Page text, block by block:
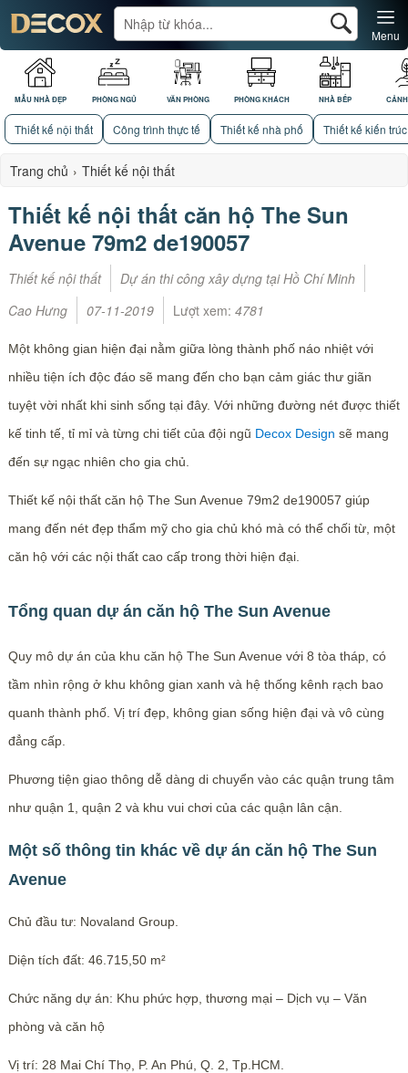
MẪU NHÀ ĐẸP PHÒNG NGỦ VĂN PHÒNG PHÒNG KHÁCH NHÀ BẾP
Menu
Thiết kế nội thất Công trình thực tế Thiết kế nhà phố Thiết kế kiến trúc
Trang chủ › Thiết kế nội thất
Thiết kế nội thất căn hộ The Sun
Avenue 79m2 de190057
Thiết kế nội thất
Dự án thi công xây dựng tại Hồ Chí Minh
Cao Hưng
07-11-2019 Lượt xem: 4781
Một không gian hiện đại nằm giữa lòng thành phố náo nhiệt với
nhiều tiện ích độc đáo sẽ mang đến cho bạn cảm giác thư giãn
tuyệt vời nhất khi sinh sống tại đây. Với những đường nét được thiết
kế tinh tế, tỉ mỉ và từng chi tiết của đội ngũ Decox Design sẽ mang
đến sự ngạc nhiên cho gia chủ.
Thiết kế nội thất căn hộ The Sun Avenue 79m2 de190057 giúp
mang đến nét đẹp thẩm mỹ cho gia chủ khó mà có thể chối từ, một
căn hộ với các nội thất cao cấp trong thời hiện đại.
Tổng quan dự án căn hộ The Sun Avenue
Quy mô dự án của khu căn hộ The Sun Avenue với 8 tòa tháp, có
tầm nhìn rộng ở khu không gian xanh và hệ thống kênh rạch bao
quanh thành phố. Vị trí đẹp, không gian sống hiện đại và vô cùng
đẳng cấp.
Phương tiện giao thông dễ dàng di chuyển vào các quận trung tâm
như quận 1, quận 2 và khu vui chơi của các quận lân cận.
Một số thông tin khác về dự án căn hộ The Sun
Avenue
Chủ đầu tư: Novaland Group.
Diện tích đất: 46.715,50 m²
Chức năng dự án: Khu phức hợp, thương mại – Dịch vụ – Văn
phòng và căn hộ
Vị trí: 28 Mai Chí Thọ, P. An Phú, Q. 2, Tp.HCM.